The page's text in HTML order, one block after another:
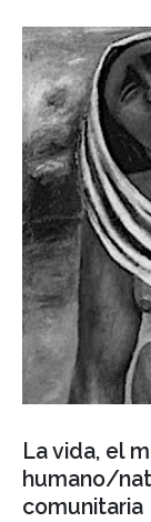
La vida, el
humano/
comunitaria